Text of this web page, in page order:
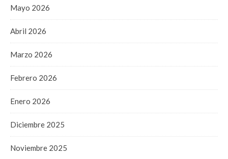
Mayo 2026
Abril 2026
Marzo 2026
Febrero 2026
Enero 2026
Diciembre 2025
Noviembre 2025